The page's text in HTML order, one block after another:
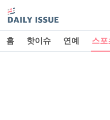
홈 핫이슈 연예 스포